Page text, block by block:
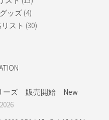
ッズ(4)
スト (30)
ーズ 販売開始 New